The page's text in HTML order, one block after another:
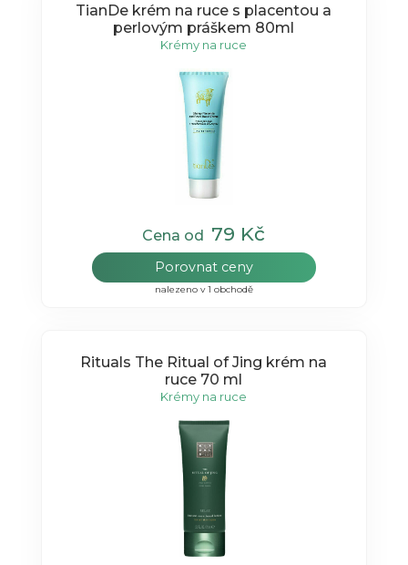
TianDe krém na ruce s placentou a
perlovým práškem 80ml
Krémy na ruce
Cena od 79 Kč
Porovnat ceny
nalezeno v 1 obchodě
Rituals The Ritual of Jing krém na
ruce 70 ml
Krémy na ruce